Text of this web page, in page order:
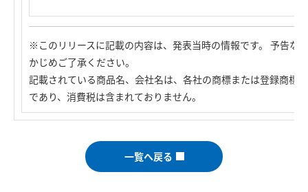
※このリリースに記載の内容は、発表当時の情報です。 予告な
かじめご了承ください。
記載されている商品名、会社名は、各社の商標または登録商標
であり、消費税は含まれておりません。
一覧へ戻る